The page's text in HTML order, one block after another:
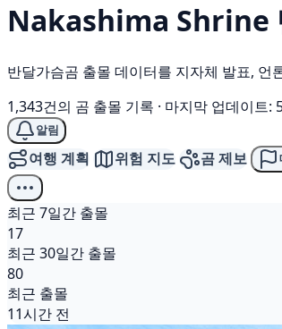
Nakashima Shrine
반달가슴곰 출몰 데이터를 지자체 발표, 언
1,343건의 곰 출몰 기록 · 마지막 업데이트:
알림
여행 계획 위험 지도 곰 제보
최근 7일간 출몰
17
최근 30일간 출몰
80
최근 출몰
11시간 전